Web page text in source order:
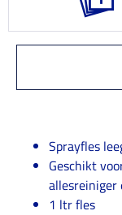
Sprayfles
Geschikt
allesreiniger
1 ltr fles